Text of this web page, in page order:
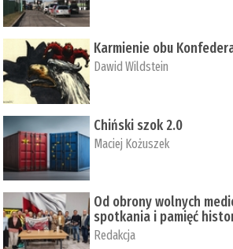
Karmienie obu
Dawid Wildstein
Chiński szok 2.0
Maciej Kożuszek
Od obrony wolnych
spotkania i pamięć
Redakcja